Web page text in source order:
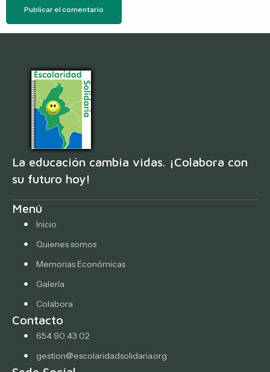
La educación cambia vidas. ¡Colabora con
su futuro hoy!
Menú
Inicio
Quienes somos
Memorias Económicas
Galería
Colabora
Contacto
654 90 43 02
gestion@escolaridadsolidaria.org